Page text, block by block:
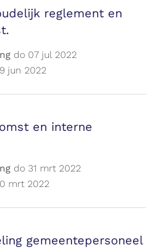
reglement en
do 07 jul 2022
jun 2022
en interne
do 31 mrt 2022
mrt 2022
gemeentepersoneel